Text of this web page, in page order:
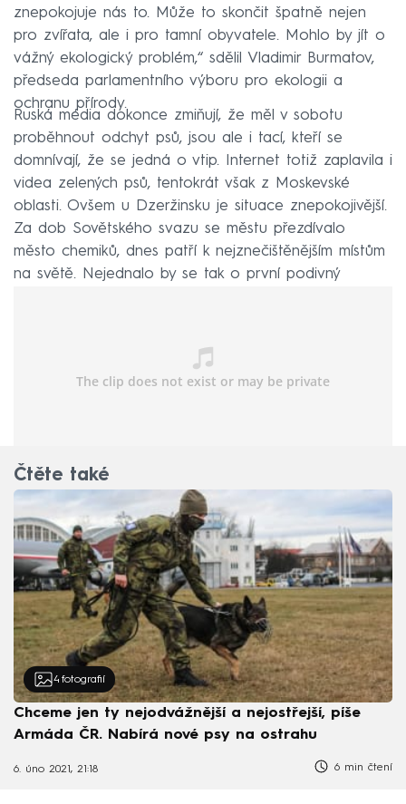
znepokojuje nás to. Může to skončit špatně nejen
pro zvířata, ale i pro tamní obyvatele. Mohlo by jít o
vážný ekologický problém,“ sdělil Vladimir Burmatov,
předseda parlamentního výboru pro ekologii a
ochranu přírody.
Ruská média dokonce zmiňují, že měl v sobotu
proběhnout odchyt psů, jsou ale i tací, kteří se
domnívají, že se jedná o vtip. Internet totiž zaplavila i
videa zelených psů, tentokrát však z Moskevské
oblasti. Ovšem u Dzeržinsku je situace znepokojivější.
Za dob Sovětského svazu se městu přezdívalo
město chemiků, dnes patří k nejznečištěnějším místům
na světě. Nejednalo by se tak o první podivný
Čtěte také
4 fotografií
Chceme jen ty nejodvážnější a nejostřejší, píše
Armáda ČR. Nabírá nové psy na ostrahu
6. úno 2021, 21:18 6 min čtení